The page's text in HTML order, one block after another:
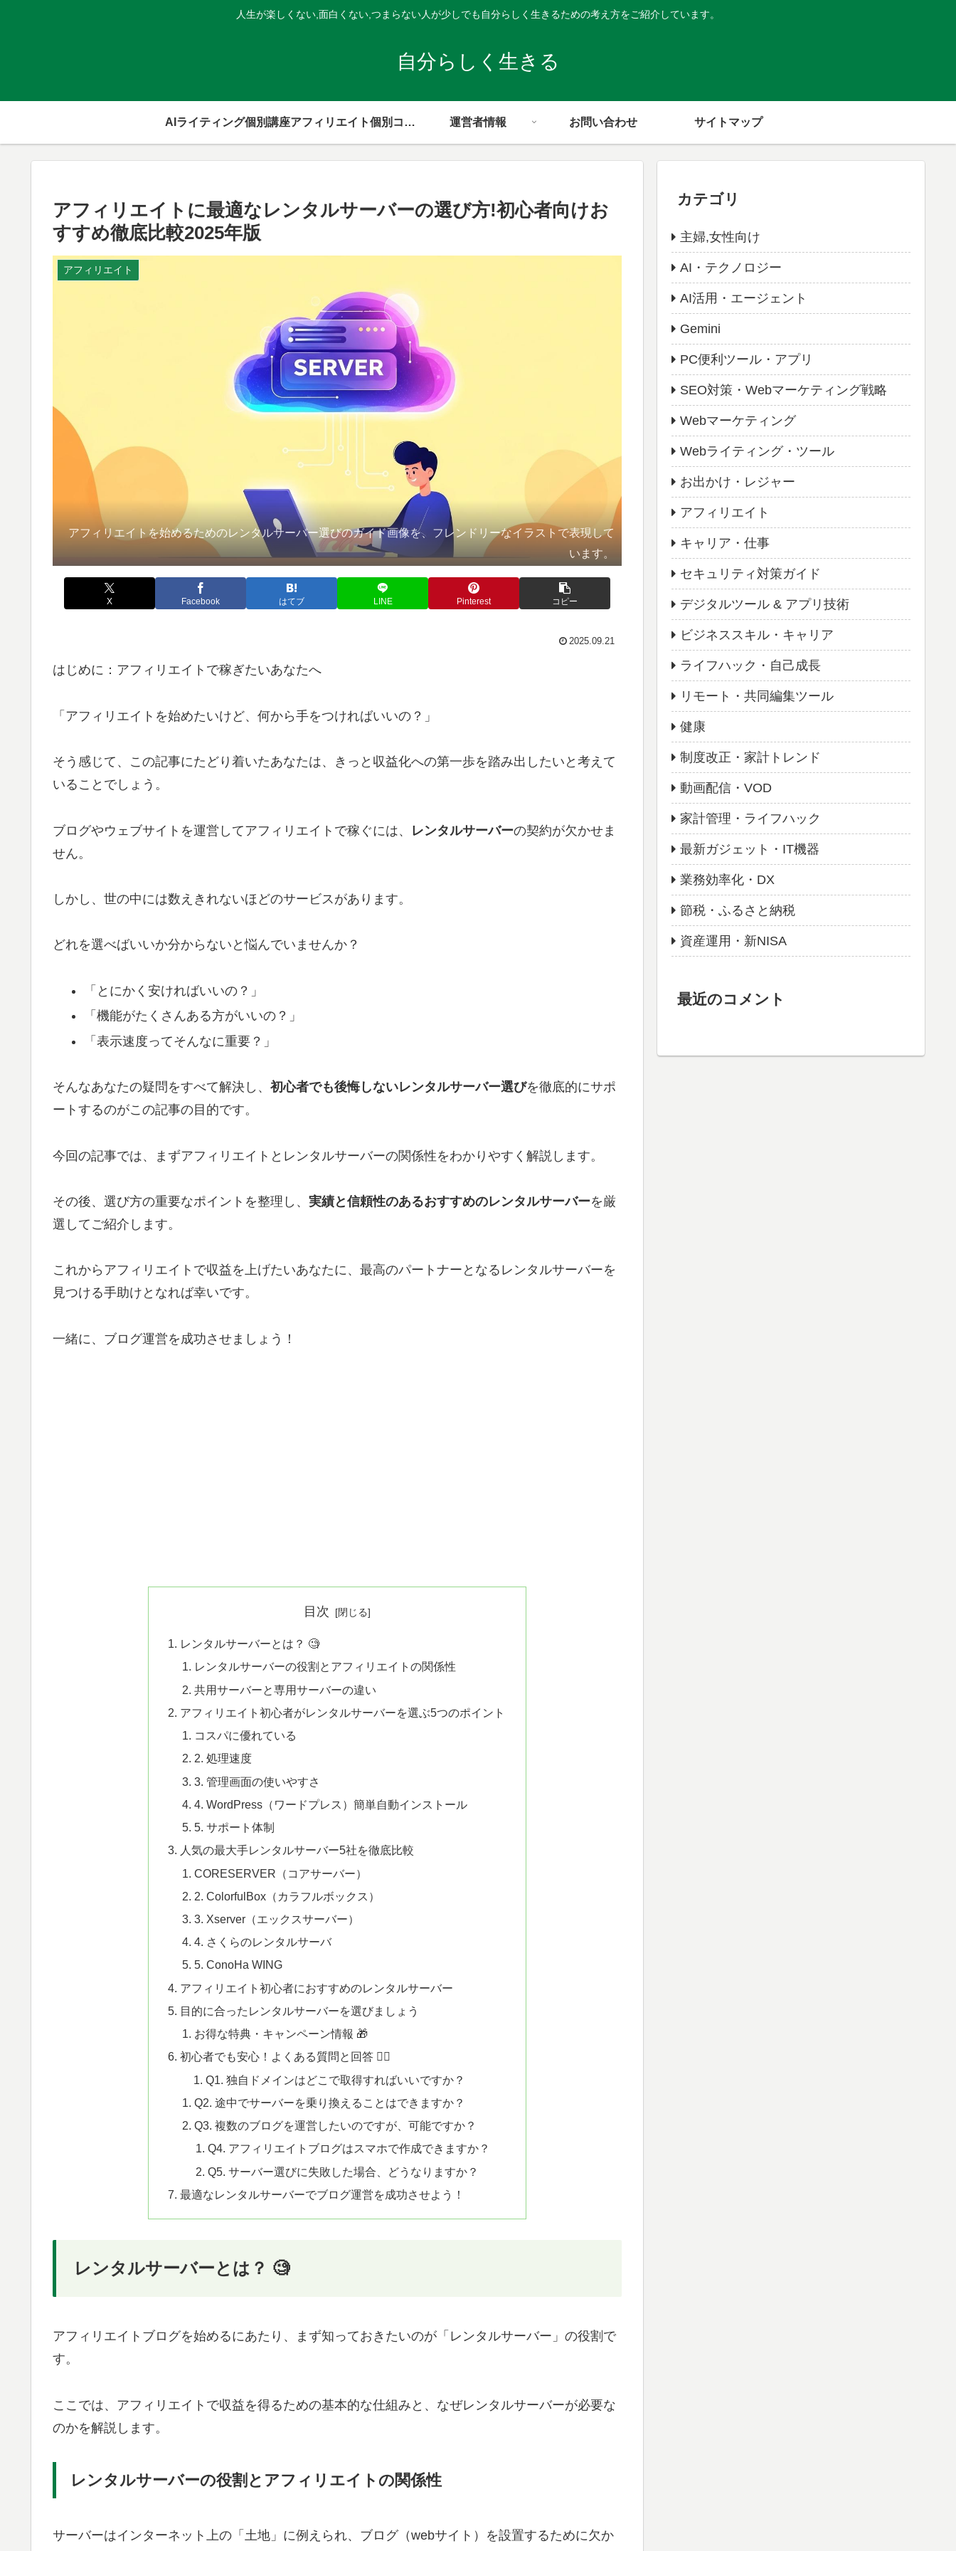
人生が楽しくない,面白くない,つまらない人が少しでも自分らしく生きるための考え方をご紹介しています。
自分らしく生きる
AIライティング個別講座 アフィリエイト個別コンサル 運営者情報 お問い合わせ サイトマップ
アフィリエイトに最適なレンタルサーバーの選び方!初心者向けお
すすめ徹底比較2025年版
アフィリエイト
アフィリエイトを始めるためのレンタルサーバー選びのガイド画像を、フレンドリーなイラストで表現して
います。
X Facebook はてブ LINE Pinterest コピー
2025.09.21
はじめに：アフィリエイトで稼ぎたいあなたへ
「アフィリエイトを始めたいけど、何から手をつければいいの？」
そう感じて、この記事にたどり着いたあなたは、きっと収益化への第一歩を踏み出したいと考えて
いることでしょう。
ブログやウェブサイトを運営してアフィリエイトで稼ぐには、 レンタルサーバーの契約が欠かせま
せん。
しかし、世の中には数えきれないほどのサービスがあります。
どれを選べばいいか分からないと悩んでいませんか？
「とにかく安ければいいの？」
「機能がたくさんある方がいいの？」
「表示速度ってそんなに重要？」
そんなあなたの疑問をすべて解決し、 初心者でも後悔しないレンタルサーバー選びを徹底的にサポ
ートするのがこの記事の目的です。
今回の記事では、まずアフィリエイトとレンタルサーバーの関係性をわかりやすく解説します。
その後、選び方の重要なポイントを整理し、 実績と信頼性のあるおすすめのレンタルサーバーを厳
選してご紹介します。
これからアフィリエイトで収益を上げたいあなたに、最高のパートナーとなるレンタルサーバーを
見つける手助けとなれば幸いです。
一緒に、ブログ運営を成功させましょう！
目次
レンタルサーバーとは？ 🧐
レンタルサーバーの役割とアフィリエイトの関係性
共用サーバーと専用サーバーの違い
アフィリエイト初心者がレンタルサーバーを選ぶ5つのポイント
コスパに優れている
2. 処理速度
3. 管理画面の使いやすさ
4. WordPress（ワードプレス）簡単自動インストール
5. サポート体制
人気の最大手レンタルサーバー5社を徹底比較
CORESERVER（コアサーバー）
2. ColorfulBox（カラフルボックス）
3. Xserver（エックスサーバー）
4. さくらのレンタルサーバ
5. ConoHa WING
アフィリエイト初心者におすすめのレンタルサーバー
目的に合ったレンタルサーバーを選びましょう
お得な特典・キャンペーン情報 🎁
初心者でも安心！よくある質問と回答 🙋‍♀️
Q1. 独自ドメインはどこで取得すればいいですか？
Q2. 途中でサーバーを乗り換えることはできますか？
Q3. 複数のブログを運営したいのですが、可能ですか？
Q4. アフィリエイトブログはスマホで作成できますか？
Q5. サーバー選びに失敗した場合、どうなりますか？
最適なレンタルサーバーでブログ運営を成功させよう！
レンタルサーバーとは？ 🧐
アフィリエイトブログを始めるにあたり、まず知っておきたいのが「レンタルサーバー」の役割で
す。
ここでは、アフィリエイトで収益を得るための基本的な仕組みと、なぜレンタルサーバーが必要な
のかを解説します。
レンタルサーバーの役割とアフィリエイトの関係性
サーバーはインターネット上の「土地」に例えられ、ブログ（webサイト）を設置するために欠か
カテゴリ
主婦,女性向け
AI・テクノロジー
AI活用・エージェント
Gemini
PC便利ツール・アプリ
SEO対策・Webマーケティング戦略
Webマーケティング
Webライティング・ツール
お出かけ・レジャー
アフィリエイト
キャリア・仕事
セキュリティ対策ガイド
デジタルツール & アプリ技術
ビジネススキル・キャリア
ライフハック・自己成長
リモート・共同編集ツール
健康
制度改正・家計トレンド
動画配信・VOD
家計管理・ライフハック
最新ガジェット・IT機器
業務効率化・DX
節税・ふるさと納税
資産運用・新NISA
最近のコメント